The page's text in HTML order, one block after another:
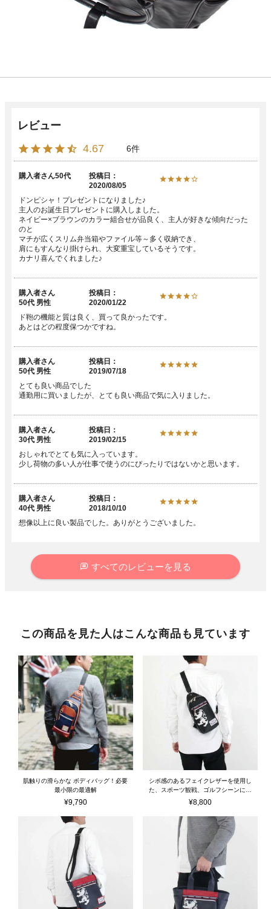
4.67 6
購入者 50代
投稿日
2020/08/05
ドンピシャ！プレゼントになりました♪
主人のお誕生日プレゼントに購入しました。
ネイビー×ブラウンのカラー組合せが品良く、主人が好きな傾向だった
のと
マチが広くスリム弁当箱やファイル等～多く収納でき、
肩にもすんなり掛けられ、大変重宝しているそうです。
カナリ喜んでくれました♪
購入者
50代 男性
投稿日
2020/01/22
ド鞄の機能と質は良く、買って良かったです。
あとはどの程度保つかですね。
購入者
50代 男性
投稿日
2019/07/18
とても良い商品でした
通勤用に買いましたが、とても良い商品で気に入りました。
購入者
30代 男性
投稿日
2019/02/15
おしゃれでとても気に入っています。
少し荷物の多い人が仕事で使うのにぴったりではないかと思います。
購入者
40代 男性
投稿日
2018/10/10
想像以上に良い製品でした。ありがとうございました。
すべてのレビューを見る
この商品を見た人はこんな商品も見ています
肌触りの滑らかな ボディバッグ！必要
最小限の最適解
¥9,790
シボ感のあるフェイクレザーを使用し
た、スポーツ観戦、ゴルフシーンにも
使えるボディバッグ
¥8,800